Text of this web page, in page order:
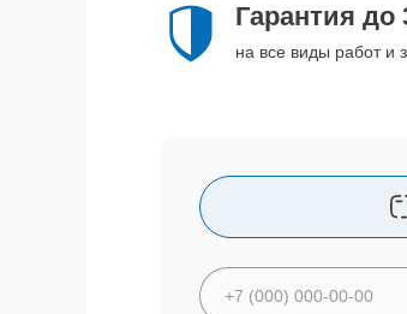
Гарантия до
на все виды работ и